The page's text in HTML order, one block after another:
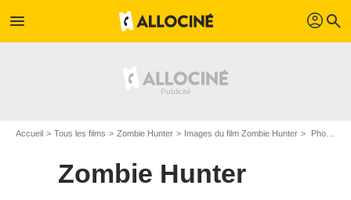
menu profil search
Accueil Tous les films Zombie Hunter Images du film Zombie Hunter Photo du film Zombie Hunter - Photo 2
Zombie Hunter